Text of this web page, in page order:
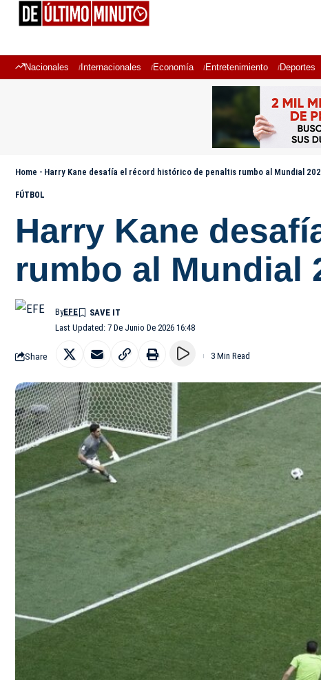
Nacionales Internacionales Economía Entretenimiento Deportes
Home - Harry Kane desafía el récord histórico de penaltis rumbo al Mundial
FÚTBOL
Harry Kane
rumbo al Mundial
Last Updated: 7 De Junio De 2026 16:48
ByEFE
Share 3 Min Read